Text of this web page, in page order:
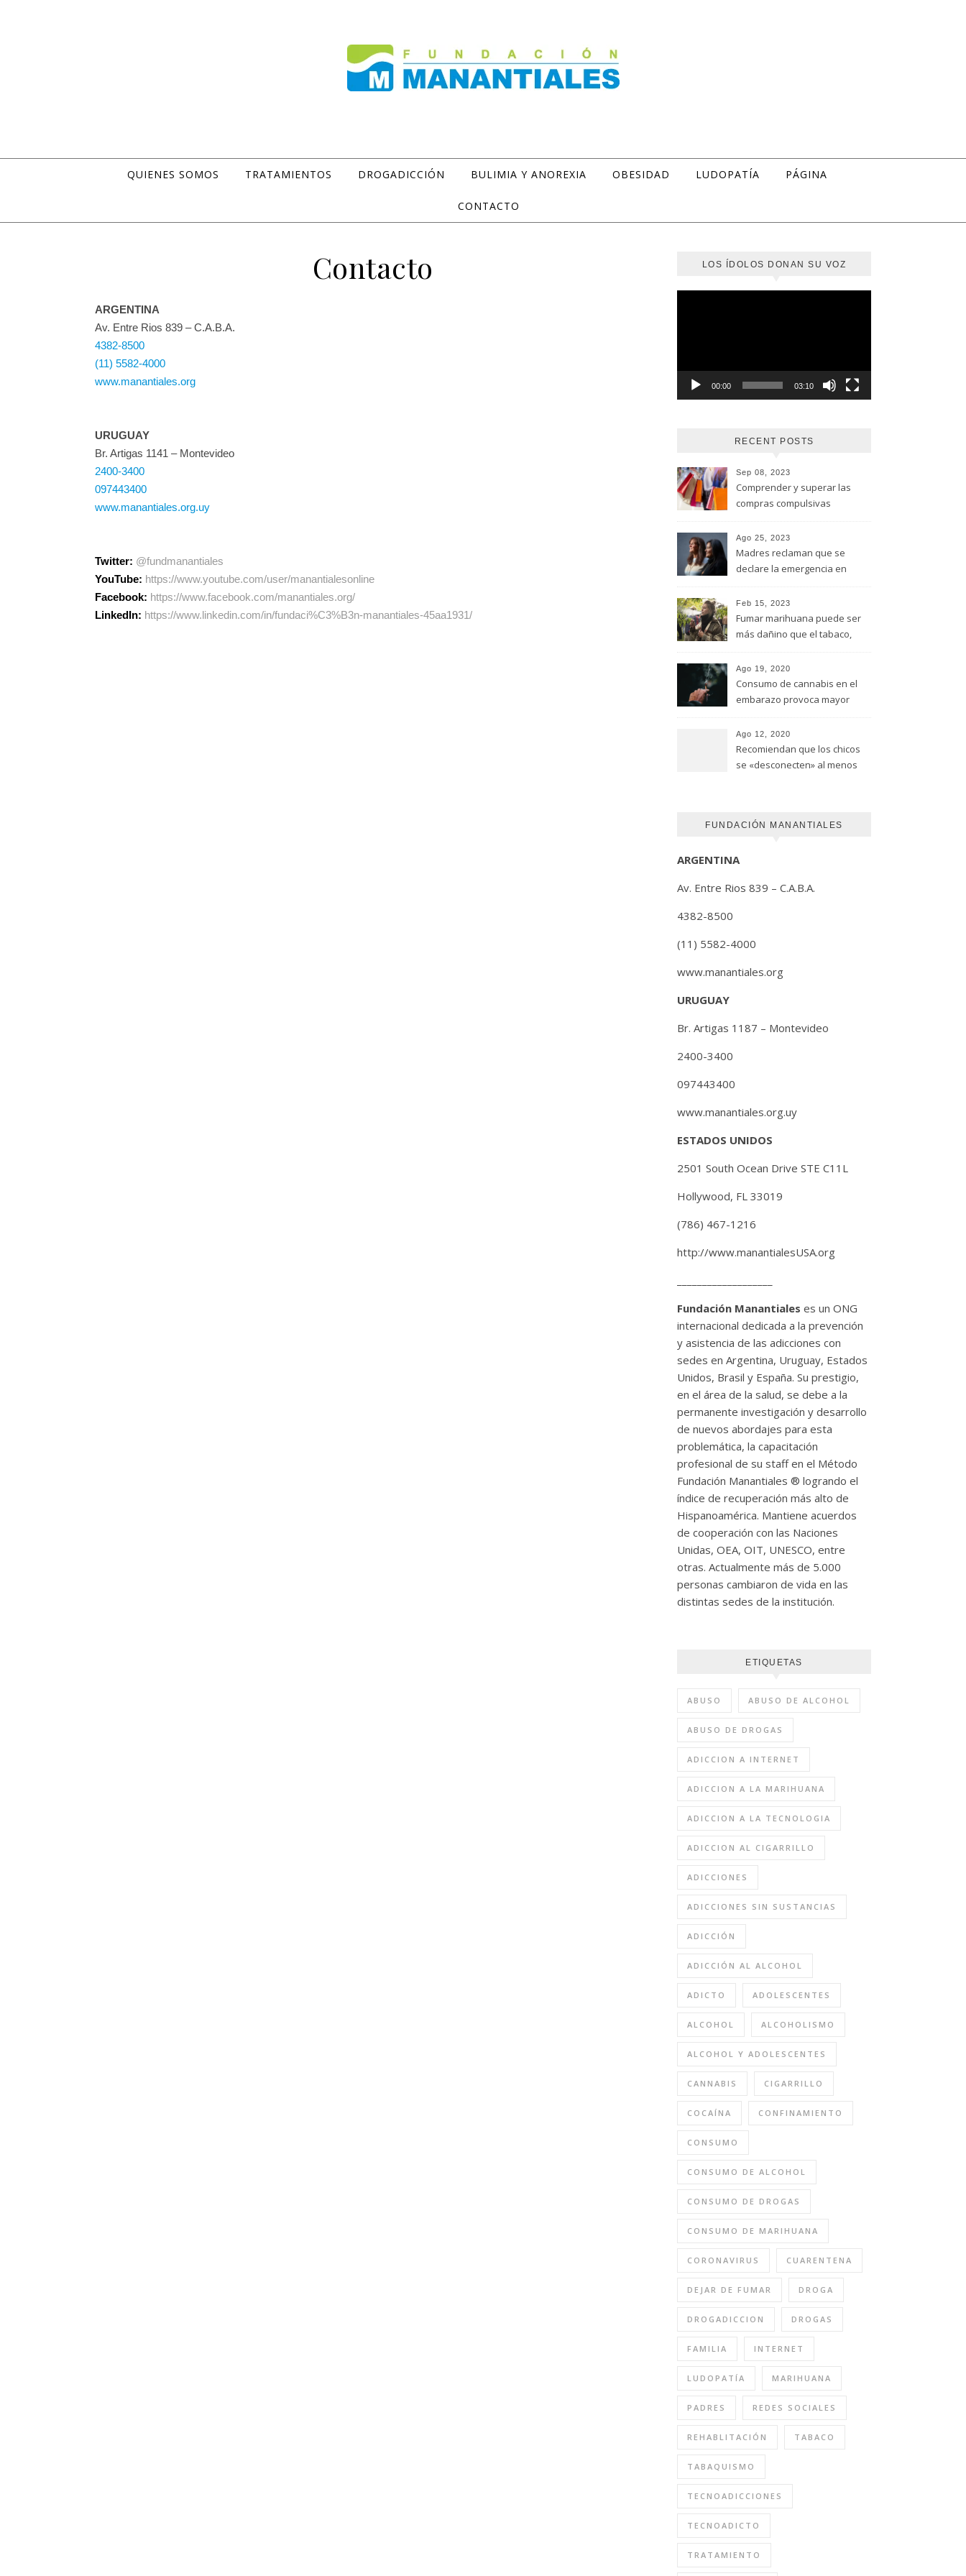
QUIENES SOMOS TRATAMIENTOS DROGADICCIÓN BULIMIA Y ANOREXIA OBESIDAD LUDOPATÍA PÁGINA
CONTACTO
Contacto
ARGENTINA
Av. Entre Rios 839 – C.A.B.A.
4382-8500
(11) 5582-4000
www.manantiales.org
URUGUAY
Br. Artigas 1141 – Montevideo
2400-3400
097443400
www.manantiales.org.uy
Twitter: @fundmanantiales
YouTube: https://www.youtube.com/user/manantialesonline
Facebook: https://www.facebook.com/manantiales.org/
LinkedIn: https://www.linkedin.com/in/fundaci%C3%B3n-manantiales-45aa1931/
LOS ÍDOLOS DONAN SU VOZ
00:00 03:10
RECENT POSTS
Sep 08, 2023
Comprender y superar las
compras compulsivas
Ago 25, 2023
Madres reclaman que se
declare la emergencia en
Feb 15, 2023
Fumar marihuana puede ser
más dañino que el tabaco,
Universidad de Ottawa
Ago 19, 2020
Consumo de cannabis en el
embarazo provoca mayor
(FUNDACION MANANTIALES)
Ago 12, 2020
Recomiendan que los chicos
se «desconecten» al menos
FUNDACIÓN MANANTIALES
ARGENTINA
Av. Entre Rios 839 – C.A.B.A.
4382-8500
(11) 5582-4000
www.manantiales.org
URUGUAY
Br. Artigas 1187 – Montevideo
2400-3400
097443400
www.manantiales.org.uy
ESTADOS UNIDOS
2501 South Ocean Drive STE C11L
Hollywood, FL 33019
(786) 467-1216
http://www.manantialesUSA.org
Fundación Manantiales es un ONG
internacional dedicada a la prevención
y asistencia de las adicciones con
sedes en Argentina, Uruguay, Estados
Unidos, Brasil y España. Su prestigio,
en el área de la salud, se debe a la
permanente investigación y desarrollo
de nuevos abordajes para esta
problemática, la capacitación
profesional de su staff en el Método
Fundación Manantiales ® logrando el
índice de recuperación más alto de
Hispanoamérica. Mantiene acuerdos
de cooperación con las Naciones
Unidas, OEA, OIT, UNESCO, entre
otras. Actualmente más de 5.000
personas cambiaron de vida en las
distintas sedes de la institución.
ETIQUETAS
ABUSO ABUSO DE ALCOHOL
ABUSO DE DROGAS
ADICCION A INTERNET
ADICCION A LA MARIHUANA
ADICCION A LA TECNOLOGIA
ADICCION AL CIGARRILLO
ADICCIONES
ADICCIONES SIN SUSTANCIAS
ADICCIÓN
ADICCIÓN AL ALCOHOL
ADICTO ADOLESCENTES
ALCOHOL ALCOHOLISMO
ALCOHOL Y ADOLESCENTES
CANNABIS CIGARRILLO
COCAÍNA CONFINAMIENTO
CONSUMO
CONSUMO DE ALCOHOL
CONSUMO DE DROGAS
CONSUMO DE MARIHUANA
CORONAVIRUS CUARENTENA
DEJAR DE FUMAR DROGA
DROGADICCION DROGAS
FAMILIA INTERNET
LUDOPATÍA MARIHUANA
PADRES REDES SOCIALES
REHABLITACIÓN TABACO
TABAQUISMO
TECNOADICCIONES
TECNOADICTO
TRATAMIENTO